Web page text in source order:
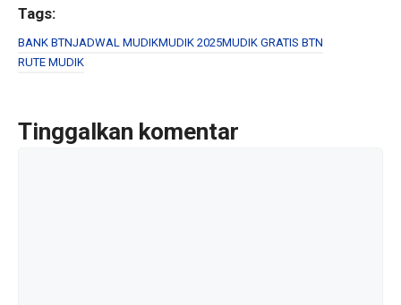
ce
b
o
k
er
e
Tags:
BANK BTNJADWAL MUDIKMUDIK 2025MUDIK GRATIS BTN
RUTE MUDIK
Tinggalkan komentar